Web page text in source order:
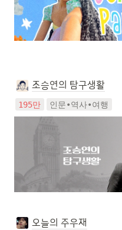
조승연의 탐구생활
195만 인문•역사•여행
오늘의 주우재